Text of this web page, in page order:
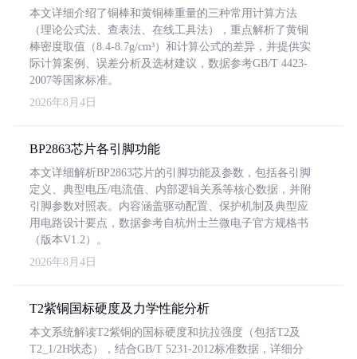
本文详细介绍了铜棒和黄铜棒重量的三种常用计算方法
（理论公式法、查表法、在线工具法），重点解析了黄铜
棒密度取值（8.4-8.7g/cm³）和计算公式的差异，并提供实
际计算案例、误差分析及选材建议，数据参考GB/T 4423-
2007等国家标准。
2026年8月4日
BP2863芯片各引脚功能
本文详细解析BP2863芯片的引脚功能及参数，包括各引脚
定义、典型电压/电流值、内部逻辑关系等核心数据，并附
引脚参数对照表。内容涵盖驱动配置、保护机制及典型应
用电路设计要点，数据参考自杭州士兰微电子官方规格书
（版本V1.2）。
2026年8月4日
T2紫铜国标硬度及力学性能分析
本文系统解读T2紫铜的国标硬度和抗拉强度（包括T2及
T2_1/2H状态），结合GB/T 5231-2012标准数据，详细分